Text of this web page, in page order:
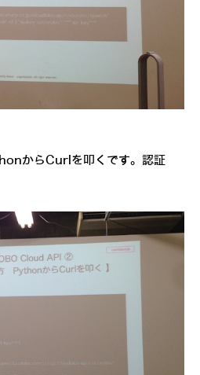
からCurlを叩くです。認証